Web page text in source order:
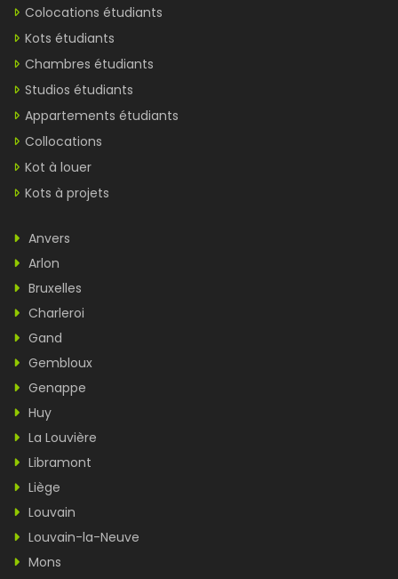
Colocations étudiants
Kots étudiants
Chambres étudiants
Studios étudiants
Appartements étudiants
Collocations
Kot à louer
Kots à projets
Anvers
Arlon
Bruxelles
Charleroi
Gand
Gembloux
Genappe
Huy
La Louvière
Libramont
Liège
Louvain
Louvain-la-Neuve
Mons